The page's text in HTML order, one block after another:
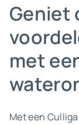
Geniet
met
Met een